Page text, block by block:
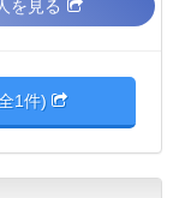
を見る
1件)